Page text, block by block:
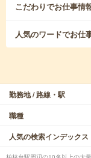
こだわりでお仕事情
人気のワードでお仕
勤務地 / 路線・駅
職種
人気の検索インデックス